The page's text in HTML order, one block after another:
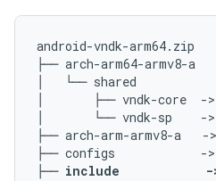
android-vndk-arm64.zip
├── arch-arm64-armv8-a
│   └── shared
│       ├── vndk-core
│       └── vndk-sp
├── arch-arm-armv8-a   -
├── configs            ->
├── include            ->